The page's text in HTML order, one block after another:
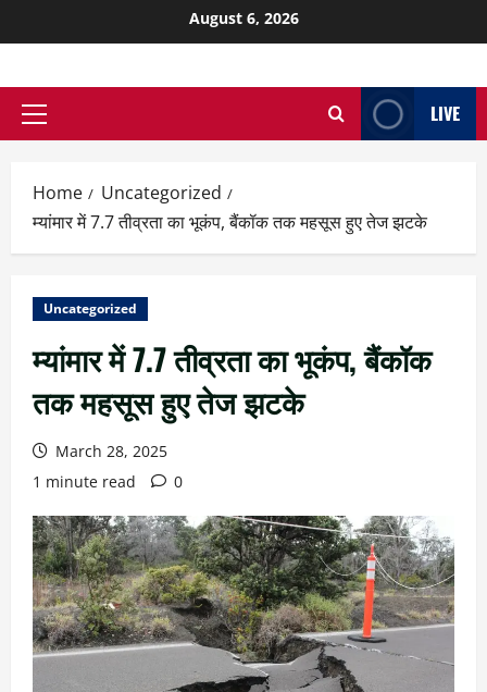
August 6, 2026
LIVE
Home
Uncategorized
म्यांमार में 7.7 तीव्रता का भूकंप, बैंकॉक तक महसूस हुए तेज झटके
Uncategorized
म्यांमार में 7.7 तीव्रता का भूकंप, बैंकॉक
तक महसूस हुए तेज झटके
March 28, 2025
1 minute read
0